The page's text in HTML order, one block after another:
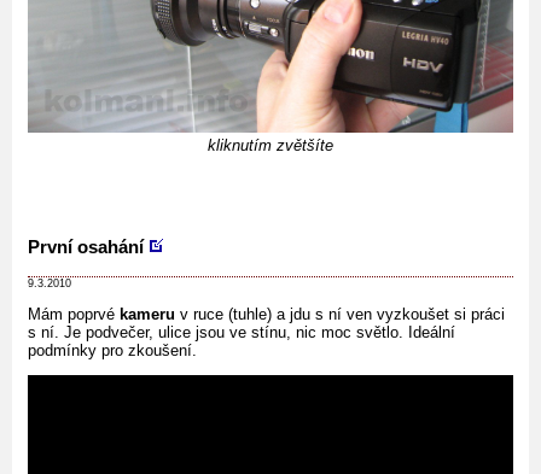
kliknutím zvětšíte
První osahání
9.3.2010
Mám poprvé kameru v ruce (tuhle) a jdu s ní ven vyzkoušet si práci
s ní. Je podvečer, ulice jsou ve stínu, nic moc světlo. Ideální
podmínky pro zkoušení.